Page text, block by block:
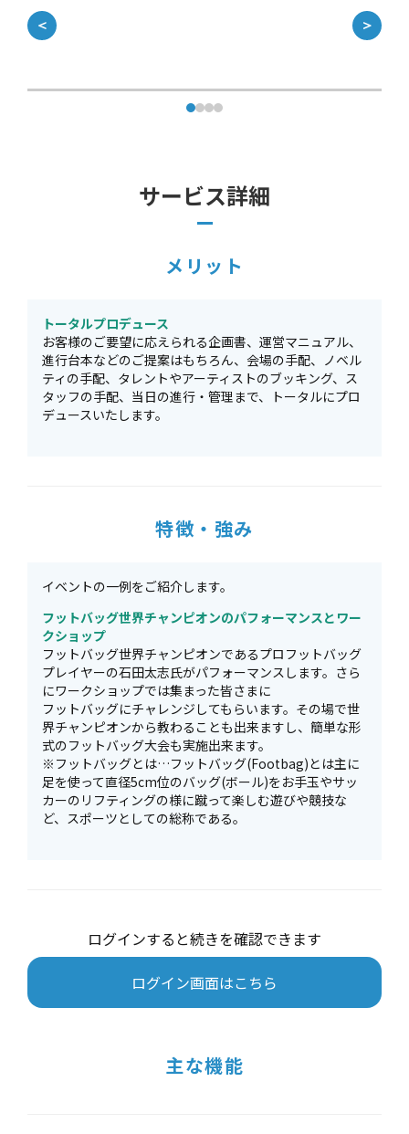
＜ ＞
サービス詳細
メリット
トータルプロデュース
お客様のご要望に応えられる企画書、運営マニュアル、
進行台本などのご提案はもちろん、会場の手配、ノベル
ティの手配、タレントやアーティストのブッキング、ス
タッフの手配、当日の進行・管理まで、トータルにプロ
デュースいたします。
特徴・強み
イベントの一例をご紹介します。
フットバッグ世界チャンピオンのパフォーマンスとワー
クショップ
フットバッグ世界チャンピオンであるプロフットバッグ
プレイヤーの⽯⽥太志⽒がパフォーマンスします。さら
にワークショップでは集まった皆さまに
フットバッグにチャレンジしてもらいます。その場で世
界チャンピオンから教わることも出来ますし、簡単な形
式のフットバッグ⼤会も実施出来ます。
※フットバッグとは…フットバッグ(Footbag)とは主に
⾜を使って直径5cm位のバッグ(ボール)をお⼿⽟やサッ
カーのリフティングの様に蹴って楽しむ遊びや競技な
ど、スポーツとしての総称である。
ログインすると続きを確認できます
ログイン画面はこちら
主な機能